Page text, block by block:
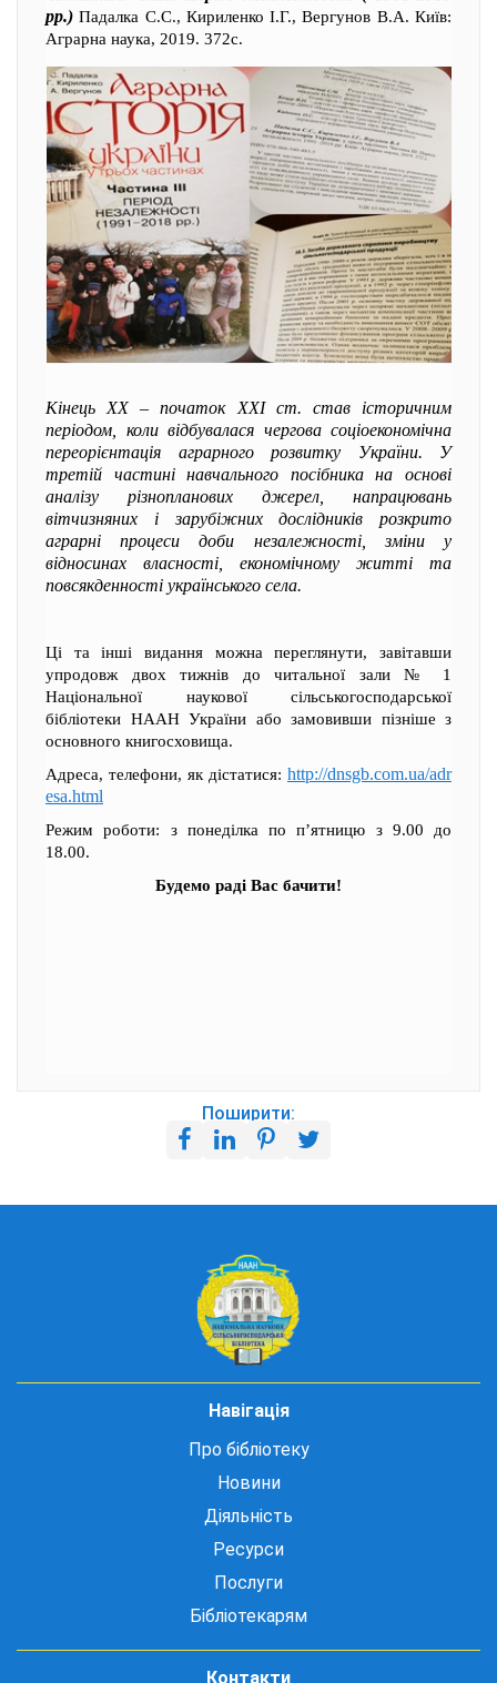
рр.) Падалка С.С., Кириленко І.Г., Вергунов В.А. Київ:
Аграрна наука, 2019. 372с.
Кінець ХХ – початок ХХІ ст. став історичним
періодом, коли відбувалася чергова соціоекономічна
переорієнтація аграрного розвитку України. У
третій частині навчального посібника на основі
аналізу різнопланових джерел, напрацювань
вітчизняних і зарубіжних дослідників розкрито
аграрні процеси доби незалежності, зміни у
відносинах власності, економічному житті та
повсякденності українського села.
Ці та інші видання можна переглянути, завітавши
упродовж двох тижнів до читальної зали № 1
Національної наукової сільськогосподарської
бібліотеки НААН України або замовивши пізніше з
основного книгосховища.
Адреса, телефони, як дістатися: http://dnsgb.com.ua/adr
esa.html
Режим роботи: з понеділка по п’ятницю з 9.00 до
18.00.
Будемо раді Вас бачити!
Поширити:
Навігація
Про бібліотеку
Новини
Діяльність
Ресурси
Послуги
Бібліотекарям
Контакти